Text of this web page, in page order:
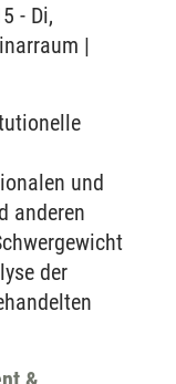
- Di,
|
und
anderen
der